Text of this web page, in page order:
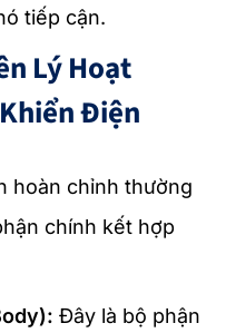
tiếp cận.
Lý Hoạt
Điện
hoàn chỉnh thường
chính kết hợp
Đây là bộ phận